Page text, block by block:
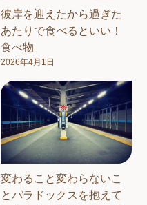
彼岸を迎えたから過ぎた
あたりで食べるといい！
食べ物
2026年4月1日
変わること変わらないこ
とパラドックスを抱えて